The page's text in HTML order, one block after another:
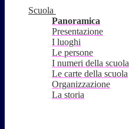
Scuola
Panoramica
Presentazione
I luoghi
Le persone
I numeri della scuola
Le carte della scuola
Organizzazione
La storia